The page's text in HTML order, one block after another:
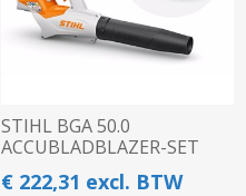
STIHL BGA 50.0
ACCUBLADBLAZER-SET
€ 222,31 excl. BTW